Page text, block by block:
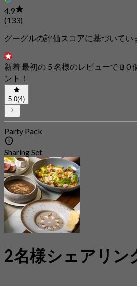
4.9
(133)
グーグルの評価スコアに基づいてい
新着 最初の 5 名様のレビューで ฿ 0
ント！
5.0(4)
Party Pack
Sharing Set
2名様シェアリン